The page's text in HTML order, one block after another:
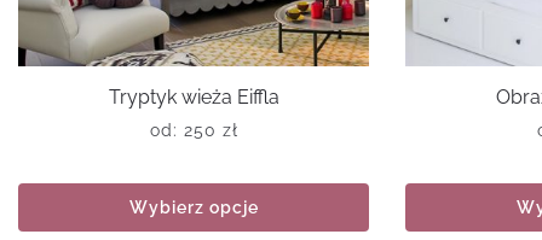
Tryptyk wieża Eiffla
od: 250 zł
Wybierz opcje